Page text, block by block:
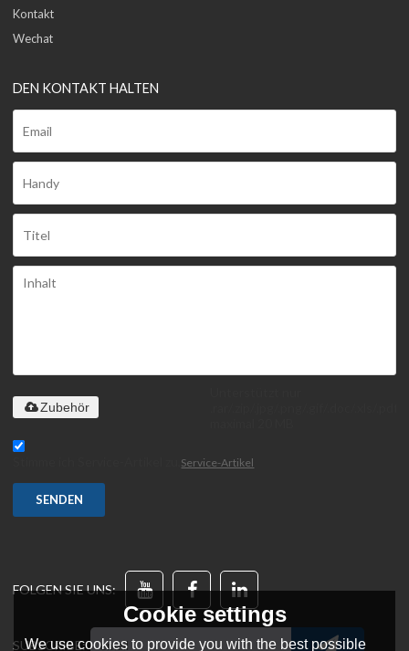
Kontakt
Wechat
DEN KONTAKT HALTEN
Zubehör
Service-Artikel
SENDEN
FOLGEN SIE UNS:
SUBSCRIBE:
Cookie settings
We use cookies to provide you with the best possible